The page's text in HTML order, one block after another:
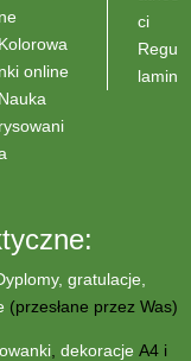
ne
Kolorowa
nki online
Nauka
rysowani
ci
Regu
lamin
gratulacje,
(przesłane przez Was)
,dekoracje A4 i